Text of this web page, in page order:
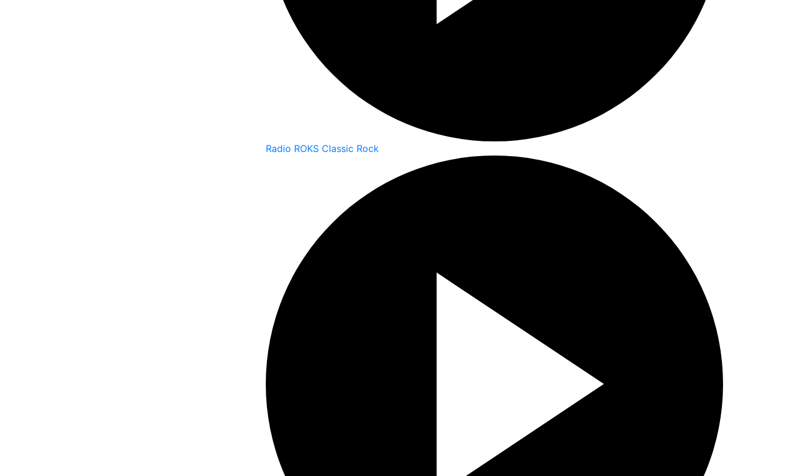
Radio ROKS Classic Rock